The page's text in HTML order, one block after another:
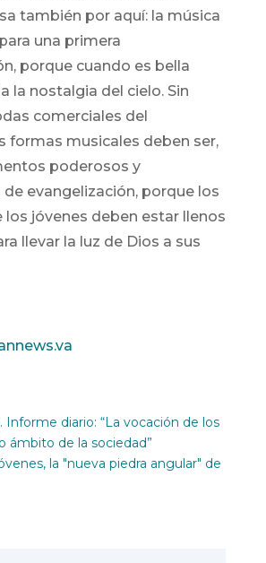
también por aquí: la música
una primera
porque cuando es bella
la nostalgia del cielo. Sin
comerciales del
formas musicales deben ser,
poderosos y
evangelización, porque los
los jóvenes deben estar llenos
llevar la luz de Dios a sus
Informe diario: “La vocación de los
ámbito de la sociedad”
la "nueva piedra angular" de